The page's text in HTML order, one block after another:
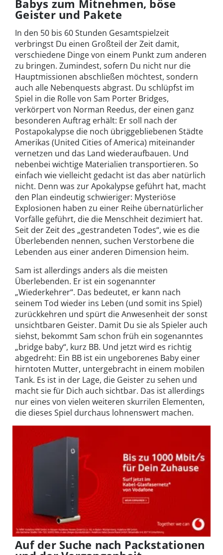
Babys zum Mitnehmen, böse
Geister und Pakete
In den 50 bis 60 Stunden Gesamtspielzeit
verbringst Du einen Großteil der Zeit damit,
verschiedene Dinge von einem Punkt zum anderen
zu bringen. Zumindest, sofern Du nicht nur die
Hauptmissionen abschließen möchtest, sondern
auch alle Nebenquests abgrast. Du schlüpfst im
Spiel in die Rolle von Sam Porter Bridges,
verkörpert von Norman Reedus, der einen ganz
besonderen Auftrag erhält: Er soll nach der
Postapokalypse die noch übriggebliebenen Städte
Amerikas (United Cities of America) miteinander
vernetzen und das Land wiederaufbauen. Und
nebenbei wichtige Materialien transportieren. So
einfach wie vielleicht gedacht ist das aber natürlich
nicht. Denn was zur Apokalypse geführt hat, macht
den Plan eindeutig schwieriger: Mysteriöse
Explosionen haben zu einer Reihe übernatürlicher
Vorfälle geführt, die die Menschheit dezimiert hat.
Seit der Zeit des „gestrandeten Todes“, wie es die
Überlebenden nennen, suchen Verstorbene die
Lebenden aus einer anderen Dimension heim.
Sam ist allerdings anders als die meisten
Überlebenden. Er ist ein sogenannter
„Wiederkehrer“. Das bedeutet, er kann nach
seinem Tod wieder ins Leben (und somit ins Spiel)
zurückkehren und spürt die Anwesenheit der sonst
unsichtbaren Geister. Damit Du sie als Spieler auch
siehst, bekommt Sam schon früh ein sogenanntes
„bridge baby“, kurz BB. Und jetzt wird es richtig
abgedreht: Ein BB ist ein ungeborenes Baby einer
hirntoten Mutter, untergebracht in einem mobilen
Tank. Es ist in der Lage, die Geister zu sehen und
macht sie für Dich auch sichtbar. Das ist allerdings
nur eines von vielen weiteren skurrilen Elementen,
die dieses Spiel durchaus lohnenswert machen.
Auf der Suche nach Packstationen